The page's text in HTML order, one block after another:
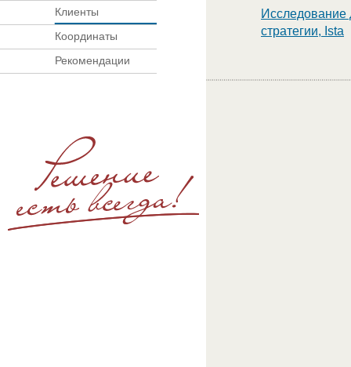
Клиенты
Координаты
Рекомендации
Исследование
стратегии, Ista